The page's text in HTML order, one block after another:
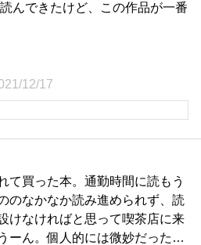
んできたけど、この作品が一番
12/17
て買った本。通勤時間に読もう
のなかなか読み進められず、読
けなければと思って喫茶店に来
ーん。個人的には微妙だった…